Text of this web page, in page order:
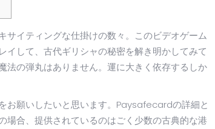
サイティングな仕掛けの数々。このビデオゲーム
して、古代ギリシャの秘密を解き明かしてみて
法の弾丸はありません。運に大きく依存するしか
願いしたいと思います。Paysafecardの詳細と
場合、提供されているのはごく少数の古典的な港